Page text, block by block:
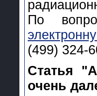
По
(499) 324-
Статья
очень